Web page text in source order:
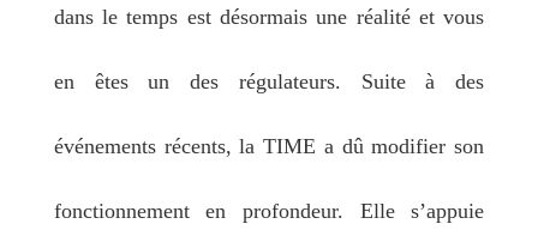
dans le temps est désormais une réalité et vous
en êtes un des régulateurs. Suite à des
événements récents, la TIME a dû modifier son
fonctionnement en profondeur. Elle s’appuie